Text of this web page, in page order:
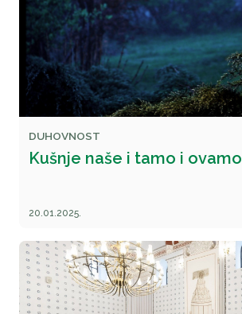
DUHOVNOST
Kušnje naše i tamo i ovamo
20.01.2025.